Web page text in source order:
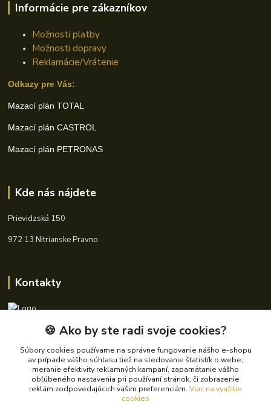
Informácie pre zákazníkov
Možnosti platby
Možnosti dopravy
Reklamácie/Vrátenie
Odkazy pre Vás:
Mazací plán TOTAL
Mazací plán CASTROL
Mazací plán PETRONAS
Kde nás nájdete
Prievidzská 150
972 13 Nitrianske Pravno
Kontakty
+421 940 621 185
info@autoking.sk
🍪 Ako by ste radi svoje cookies?
Súbory cookies používame na správne fungovanie nášho e-shopu
av prípade vášho súhlasu tiež na sledovanie štatistík o webe,
meranie efektivity reklamných kampaní, zapamätanie vášho
obľúbeného nastavenia pri používaní stránok, či zobrazenie
reklám zodpovedajúcich vašim preferenciám. Viac na využitie
cookies